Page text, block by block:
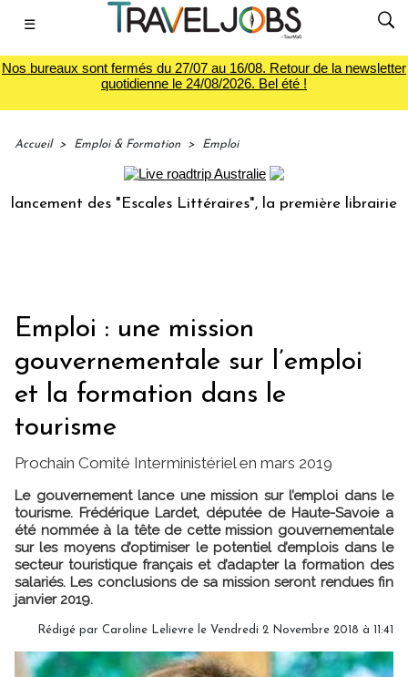
☰
Nos bureaux sont fermés du 27/07 au 16/08. Retour de la newsletter
quotidienne le 24/08/2026. Bel été !
Accueil > Emploi & Formation > Emploi
des "Escales Littéraires", la première librairie du
Emploi : une mission
gouvernementale sur l’emploi
et la formation dans le
tourisme
Prochain Comité Interministériel en mars 2019
Le gouvernement lance une mission sur l’emploi dans le
tourisme. Frédérique Lardet, députée de Haute-Savoie a
été nommée à la tête de cette mission gouvernementale
sur les moyens d’optimiser le potentiel d’emplois dans le
secteur touristique français et d’adapter la formation des
salariés. Les conclusions de sa mission seront rendues fin
janvier 2019.
Rédigé par Caroline Lelievre le Vendredi 2 Novembre 2018 à 11:41